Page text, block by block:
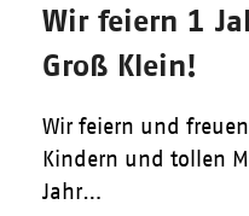
Wir feiern 1
Groß Klein!
Wir feiern und
Kindern und tollen
Jahr…